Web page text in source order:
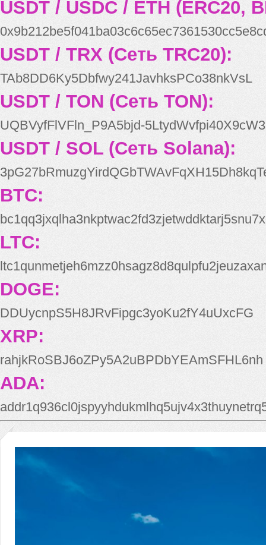
USDT / USDC / ETH (ERC20,
USDT / TRX (Сеть TRC20):
TAb8DD6Ky5Dbfwy241JavhksPCo38nkVsL
USDT / TON (Сеть TON):
UQBVyfFlVFln_P9A5bjd-
USDT / SOL (Сеть Solana):
BTC:
bc1qq3jxqlha3nkptwac2fd3zjetwddktarj5snu7x
LTC:
DOGE:
DDUycnpS5H8JRvFipgc3yoKu2fY4uUxcFG
XRP:
rahjkRoSBJ6oZPy5A2uBPDbYEAmSFHL6nh
ADA: